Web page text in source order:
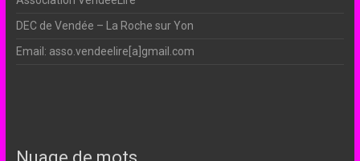
DEC de Vendée – La Roche sur Yon
Email: asso.vendeelire[a]gmail.com